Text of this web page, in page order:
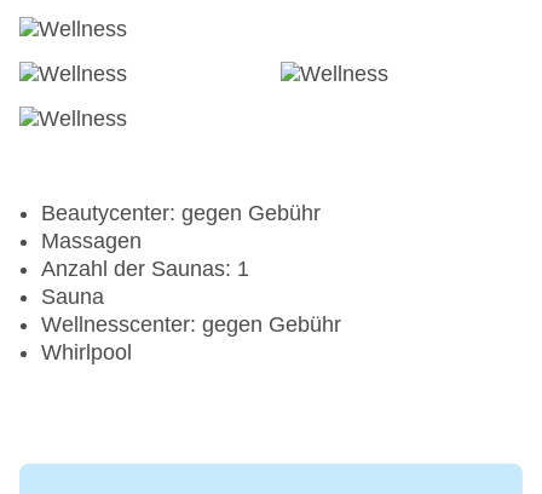
Fitnessraum
Beautycenter: gegen Gebühr
Massagen
Anzahl der Saunas: 1
Sauna
Wellnesscenter: gegen Gebühr
Whirlpool